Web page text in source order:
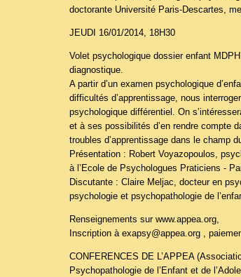
doctorante Université Paris-Descartes,
JEUDI 16/01/2014, 18H30
Volet psychologique dossier enfant
diagnostique.
A partir d’un examen psychologique
difficultés d’apprentissage, nous
psychologique différentiel. On
et à ses possibilités d’en rendre compte
troubles d’apprentissage dans le champ
Présentation : Robert Voyazopoulos,
à l’Ecole de Psychologues Praticiens -
Discutante : Claire Meljac, docteur en
psychologie et psychopathologie de
Renseignements sur www.appea.org,
Inscription à exapsy@appea.org ,
CONFERENCES DE L’APPEA
Psychopathologie de l’Enfant et de